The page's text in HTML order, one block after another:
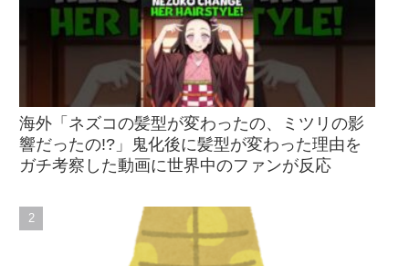
海外「ネズコの髪型が変わったの、ミツリの影
響だったの!?」鬼化後に髪型が変わった理由を
ガチ考察した動画に世界中のファンが反応